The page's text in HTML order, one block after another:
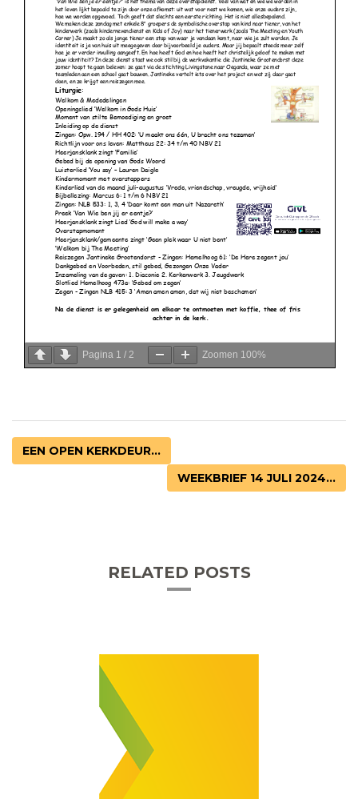
Pagina 1 / 2 Zoomen 100%
EEN OPEN KERKDEUR...
WEEKBRIEF 14 JULI 2024...
RELATED POSTS